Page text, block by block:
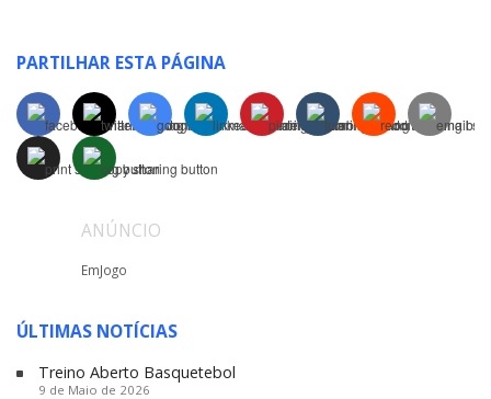
PARTILHAR ESTA PÁGINA
ANÚNCIO
EmJogo
ÚLTIMAS NOTÍCIAS
Treino Aberto Basquetebol
9 de Maio de 2026